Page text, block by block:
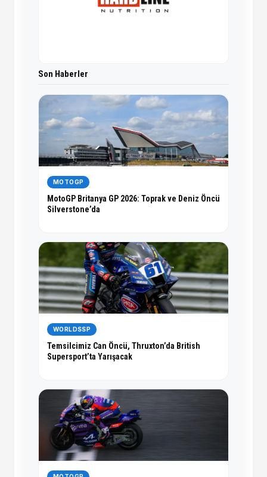
Son Haberler
MOTOGP
MotoGP Britanya GP 2026: Toprak ve Deniz Öncü
Silverstone’da
WORLDSSP
Temsilcimiz Can Öncü, Thruxton’da British
Supersport’ta Yarışacak